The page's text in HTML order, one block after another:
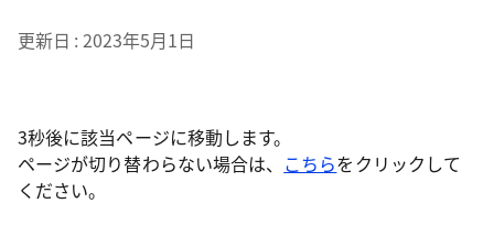
更新日 2023年5月1日
3秒後に該当ページに移動します。
ページが切り替わらない場合は、 こちらをクリックして
ください。